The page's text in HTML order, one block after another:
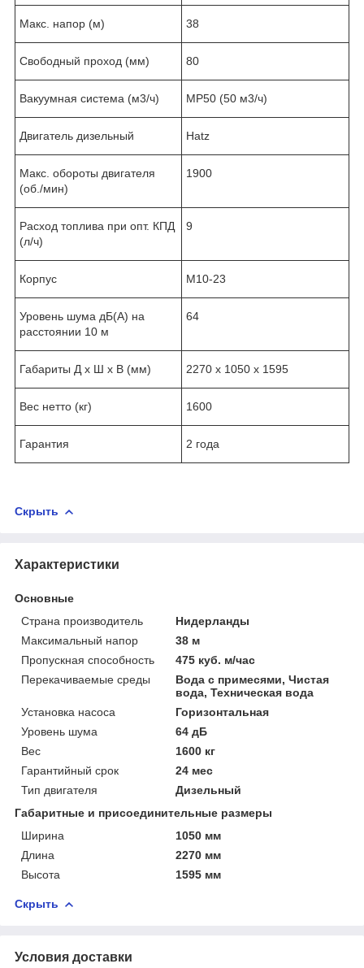
Макс. напор (м) 38
Свободный проход (мм) 80
Вакуумная система (м3/ч) MP50 (50 м3/ч)
Двигатель дизельный Hatz
Макс. обороты двигателя
(об./мин)
1900
Расход топлива при опт. КПД
(л/ч)
9
Корпус M10-23
Уровень шума дБ(A) на
расстоянии 10 м
64
Габариты Д x Ш x В (мм) 2270 x 1050 x 1595
Вес нетто (кг) 1600
Гарантия 2 года
Скрыть
Характеристики
Основные
Страна производитель
Нидерланды
Максимальный напор
38 м
Пропускная способность
475 куб. м/час
Перекачиваемые среды
Вода с примесями, Чистая
вода, Техническая вода
Установка насоса
Горизонтальная
Уровень шума
64 дБ
Вес
1600 кг
Гарантийный срок
24 мес
Тип двигателя
Дизельный
Габаритные и присоединительные размеры
Ширина
1050 мм
Длина
2270 мм
Высота
1595 мм
Скрыть
Условия доставки